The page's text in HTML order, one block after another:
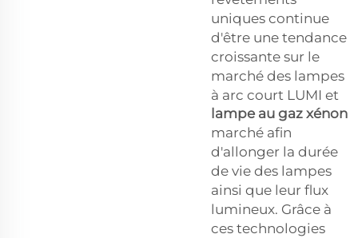
uniques continue
d'être une tendance
croissante sur le
marché des lampes
à arc court LUMI et
lampe au gaz xénon
marché afin
d'allonger la durée
de vie des lampes
ainsi que leur flux
lumineux. Grâce à
ces technologies